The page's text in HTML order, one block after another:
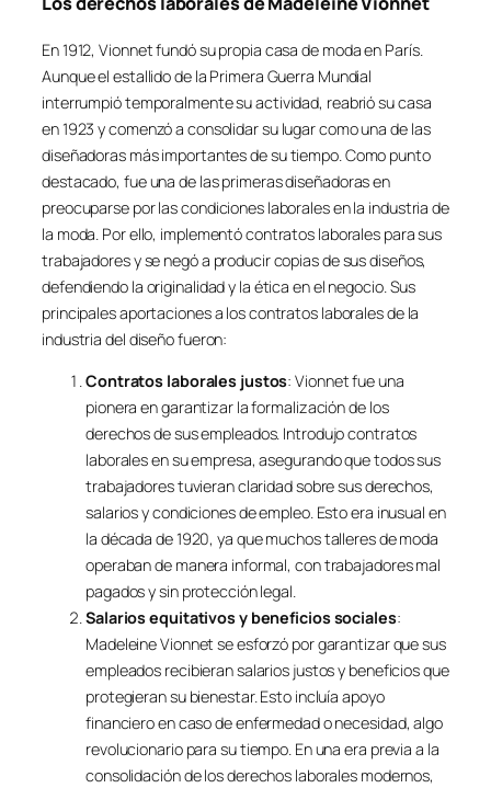
En 1912, Vionnet fundó su propia casa de moda en París.
Aunque el estallido de la Primera Guerra Mundial
interrumpió temporalmente su actividad, reabrió su casa
en 1923 y comenzó a consolidar su lugar como una de las
diseñadoras más importantes de su tiempo. Como punto
destacado, fue una de las primeras diseñadoras en
preocuparse por las condiciones laborales en la industria de
la moda. Por ello, implementó contratos laborales para sus
trabajadores y se negó a producir copias de sus diseños,
defendiendo la originalidad y la ética en el negocio. Sus
principales aportaciones a los contratos laborales de la
industria del diseño fueron:
Contratos laborales justos: Vionnet fue una
pionera en garantizar la formalización de los
derechos de sus empleados. Introdujo contratos
laborales en su empresa, asegurando que todos sus
trabajadores tuvieran claridad sobre sus derechos,
salarios y condiciones de empleo. Esto era inusual en
la década de 1920, ya que muchos talleres de moda
operaban de manera informal, con trabajadores mal
pagados y sin protección legal.
Salarios equitativos y beneficios sociales:
Madeleine Vionnet se esforzó por garantizar que sus
empleados recibieran salarios justos y beneficios que
protegieran su bienestar. Esto incluía apoyo
financiero en caso de enfermedad o necesidad, algo
revolucionario para su tiempo. En una era previa a la
consolidación de los derechos laborales modernos,